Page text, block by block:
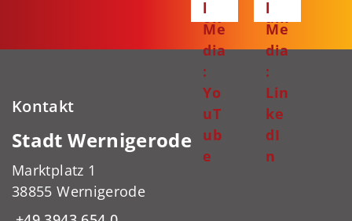
ok
am
l
Me
dia
:
Yo
uT
ub
e
l
Me
dia
:
Lin
ke
dI
n
Kontakt
Stadt Wernigerode
Marktplatz 1
38855 Wernigerode